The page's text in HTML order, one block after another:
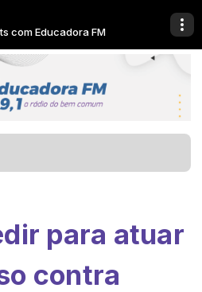
Educadora FM
info goes here
para atuar
contra